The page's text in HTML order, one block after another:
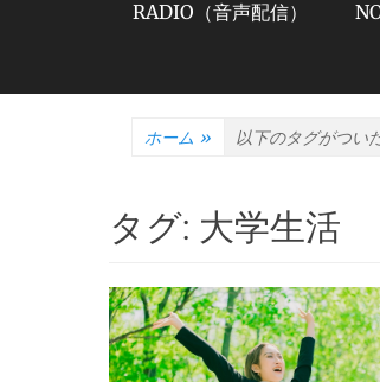
RADIO（音声配信）
ホーム » 以下のタグがつい
タグ: 大学生活